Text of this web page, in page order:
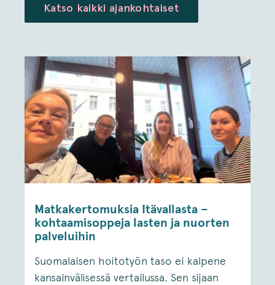
Katso kaikki ajankohtaiset
Matkakertomuksia Itävallasta –
kohtaamisoppeja lasten ja nuorten
palveluihin
Suomalaisen hoitotyön taso ei kalpene
kansainvälisessä vertailussa. Sen sijaan